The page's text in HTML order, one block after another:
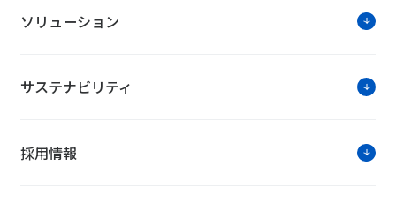
ソリューション
サステナビリティ
採用情報